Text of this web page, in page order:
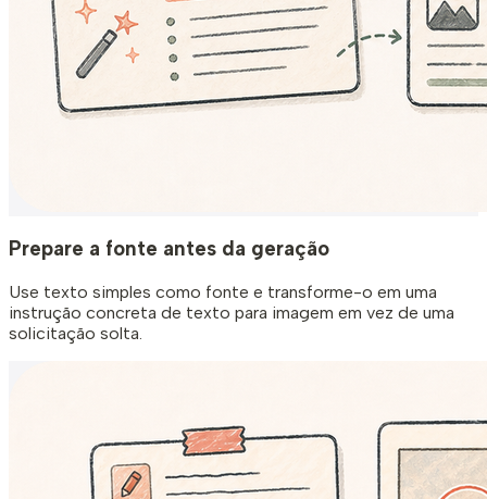
Prepare a fonte antes da geração
Use texto simples como fonte e transforme-o em uma
instrução concreta de texto para imagem em vez de uma
solicitação solta.